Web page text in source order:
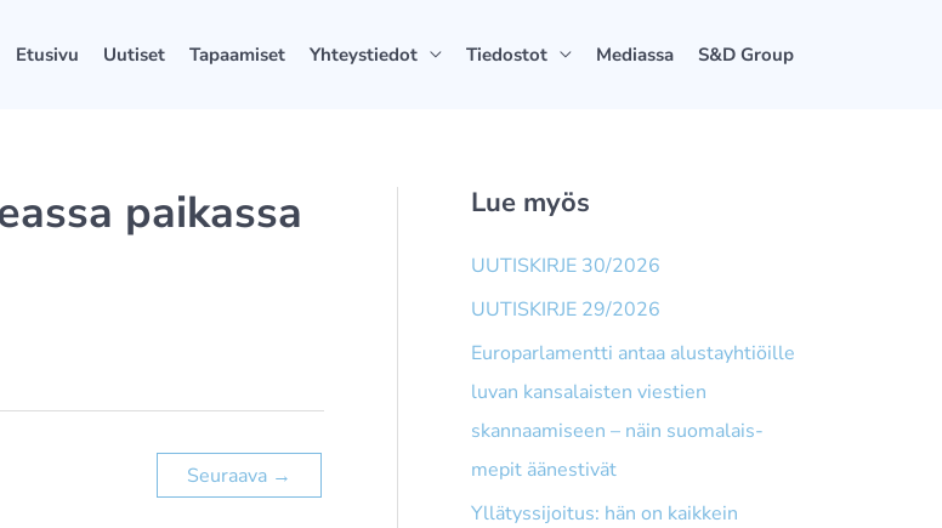
Etusivu Uutiset Tapaamiset Yhteystiedot Tiedostot Mediassa S&D Group
paikassa
Seuraava →
Lue myös
UUTISKIRJE 30/2026
UUTISKIRJE 29/2026
Europarlamentti antaa alusta­yhtiöille
luvan kansalaisten viestien
skannaamiseen – näin suomalais­
mepit äänestivät
Yllätyssijoitus: hän on kaikkein